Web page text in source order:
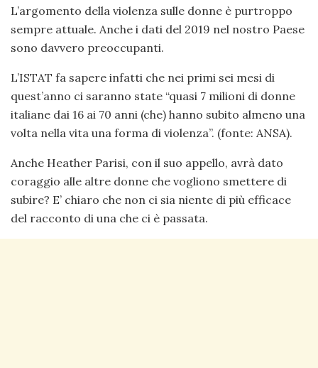
L’argomento della violenza sulle donne è purtroppo
sempre attuale. Anche i dati del 2019 nel nostro Paese
sono davvero preoccupanti.
L’ISTAT fa sapere infatti che nei primi sei mesi di
quest’anno ci saranno state “quasi 7 milioni di donne
italiane dai 16 ai 70 anni (che) hanno subito almeno una
volta nella vita una forma di violenza”. (fonte: ANSA).
Anche Heather Parisi, con il suo appello, avrà dato
coraggio alle altre donne che vogliono smettere di
subire? E’ chiaro che non ci sia niente di più efficace
del racconto di una che ci è passata.